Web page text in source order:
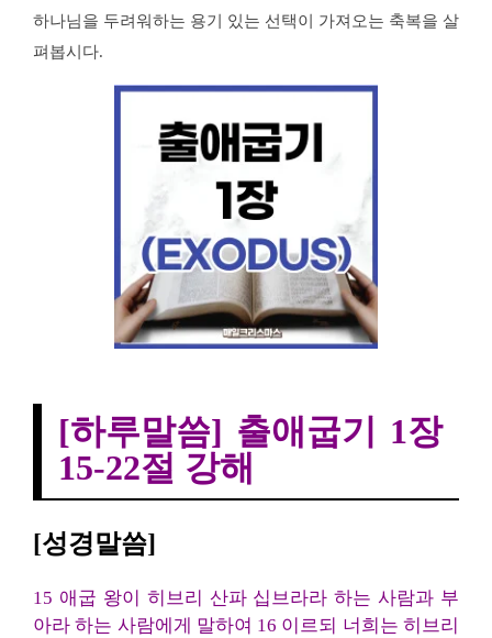
하나님을 두려워하는 용기 있는 선택이 가져오는 축복을 살
펴봅시다.
[하루말씀] 출애굽기 1장
15-22절 강해
[성경말씀]
15 애굽 왕이 히브리 산파 십브라라 하는 사람과 부
아라 하는 사람에게 말하여 16 이르되 너희는 히브리